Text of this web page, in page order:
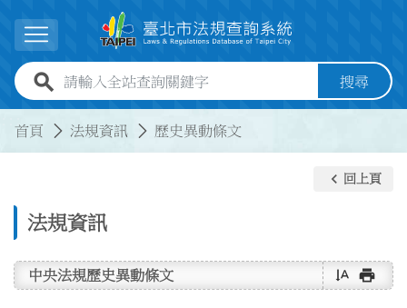
展開選單
全站查詢關鍵字欄位 搜尋
首頁 法規資訊 歷史異動條文
法規資訊
keyboard_arrow_left 回上頁
中央法規歷史異動條文 text_rotate_vertical print